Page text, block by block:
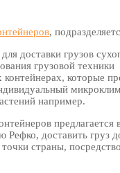
,
доставки грузов
грузовой техники
которые
например.
предлагается
Рефко, доставить груз
страны,